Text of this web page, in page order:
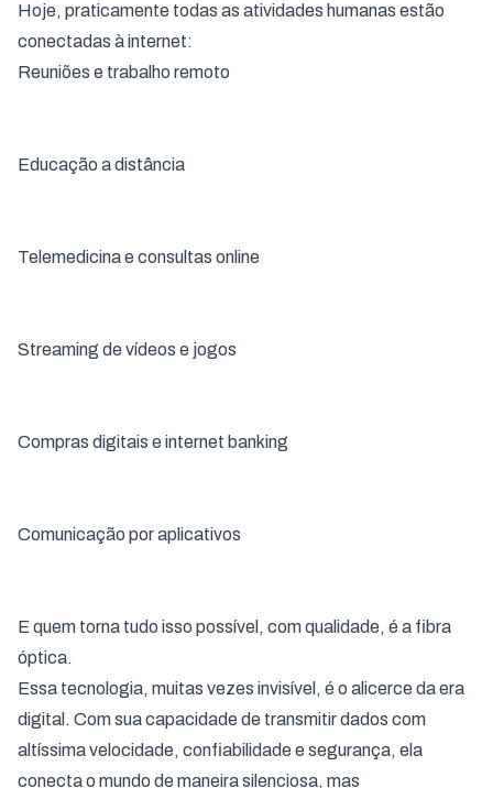
Hoje, praticamente todas as atividades humanas estão
conectadas à internet:
Reuniões e trabalho remoto
Educação a distância
Telemedicina e consultas online
Streaming de vídeos e jogos
Compras digitais e internet banking
Comunicação por aplicativos
E quem torna tudo isso possível, com qualidade, é a fibra
óptica.
Essa tecnologia, muitas vezes invisível, é o alicerce da era
digital. Com sua capacidade de transmitir dados com
altíssima velocidade, confiabilidade e segurança, ela
conecta o mundo de maneira silenciosa, mas